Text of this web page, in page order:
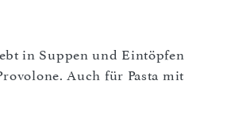
in Suppen und Eintöpfen
Auch für Pasta mit